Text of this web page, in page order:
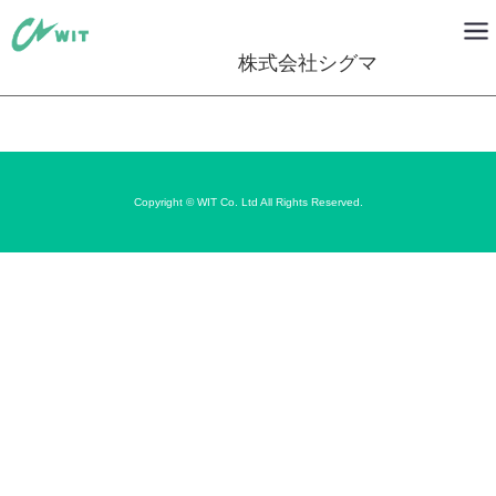
株式会社シグマ
Copyright © WIT Co. Ltd All Rights Reserved.